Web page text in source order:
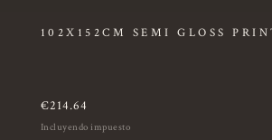
102X152CM SEMI GLOSS
€214.64
Incluyendo impuesto